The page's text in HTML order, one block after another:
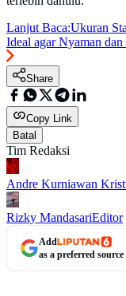
Lanjut Baca:Ukuran
Ideal agar Nyaman
Share
Copy Link
Batal
Tim Redaksi
Andre Kurniawan
Rizky MandasariEditor
Add
as a preferred source